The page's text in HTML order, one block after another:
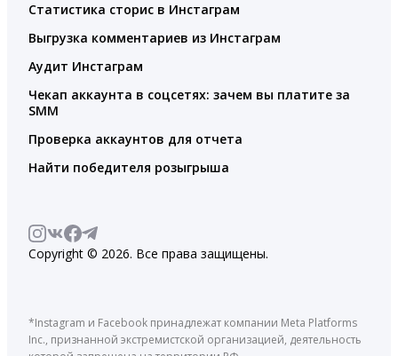
Статистика сторис в Инстаграм
Выгрузка комментариев из Инстаграм
Аудит Инстаграм
Чекап аккаунта в соцсетях: зачем вы платите за
SMM
Проверка аккаунтов для отчета
Найти победителя розыгрыша
Copyright © 2026. Все права защищены.
*Instagram и Facebook принадлежат компании Meta Platforms
Inc., признанной экстремистской организацией, деятельность